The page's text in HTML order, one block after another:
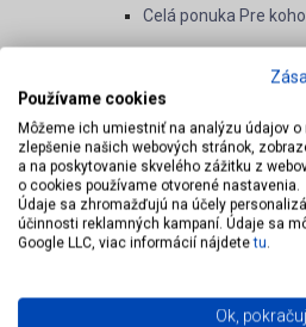
Celá ponuka Pre koho
Používame cookies
Môžeme ich umiestniť na analýzu údajov
zlepšenie našich webových stránok,
a na poskytovanie skvelého zážitku z
o cookies používame otvorené nastavenia.
Údaje sa zhromažďujú na účely
účinnosti reklamných kampaní. Údaje sa
Google LLC, viac informácií nájdetetu.
Ok,